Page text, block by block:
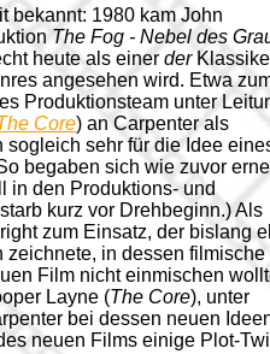
bekannt: 1980 kam John
The Fog - Nebel des
heute als einer der
angesehen wird. Etwa
Produktionsteam unter
Core) an Carpenter als
sogleich sehr für die Idee
begaben sich wie zuvor
in den Produktions- und
kurz vor Drehbeginn.) Als
zum Einsatz, der bislang
in dessen filmische
Film nicht einmischen
Layne (The Core), unter
bei dessen neuen
neuen Films einige Plot-